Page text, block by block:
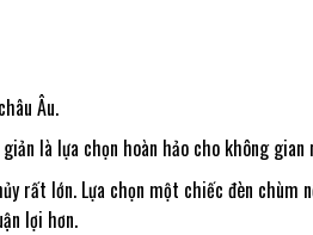
Âu.
là lựa chọn hoàn hảo cho không gian
rất lớn. Lựa chọn một chiếc đèn chùm
lợi hơn.